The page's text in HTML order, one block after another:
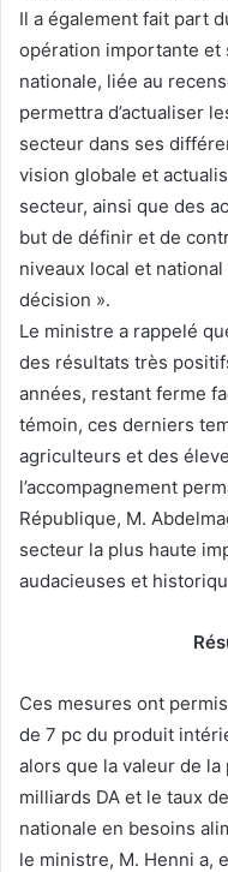
Il a également fait part
opération importante et
nationale, liée au
permettra d’actualiser
secteur dans ses
vision globale et
secteur, ainsi que des
but de définir et de
niveaux local et
décision ».
Le ministre a rappelé
des résultats très
années, restant ferme
témoin, ces derniers
agriculteurs et des
l’accompagnement
République, M.
secteur la plus haute
audacieuses et
Ces mesures ont
de 7 pc du produit
alors que la valeur de
milliards DA et le taux
nationale en besoins
le ministre, M. Henni a,